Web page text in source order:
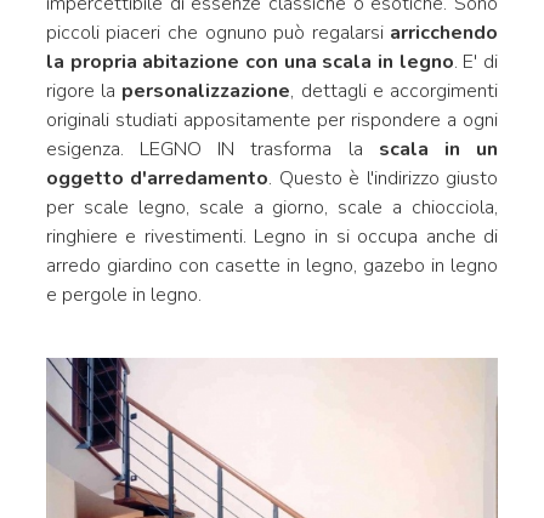
piccoli piaceri che ognuno può regalarsiarricchendo
la propria abitazione con una scala in legno. E' di
rigore la personalizzazione, dettagli e accorgimenti
originali studiati appositamente per rispondere a ogni
esigenza. LEGNO IN trasforma la scala in un
oggetto d'arredamento. Questo è l'indirizzo giusto
per scale legno, scale a giorno, scale a chiocciola,
ringhiere e rivestimenti. Legno in si occupa anche di
arredo giardino con casette in legno, gazebo in legno
e pergole in legno.